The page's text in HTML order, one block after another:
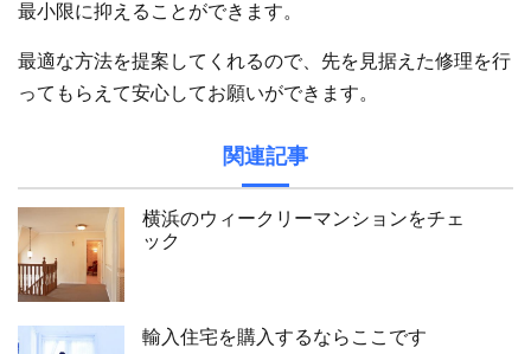
最小限に抑えることができます。
最適な方法を提案してくれるので、先を見据えた修理を行
ってもらえて安心してお願いができます。
関連記事
横浜のウィークリーマンションをチェ
ック
輸入住宅を購入するならここです